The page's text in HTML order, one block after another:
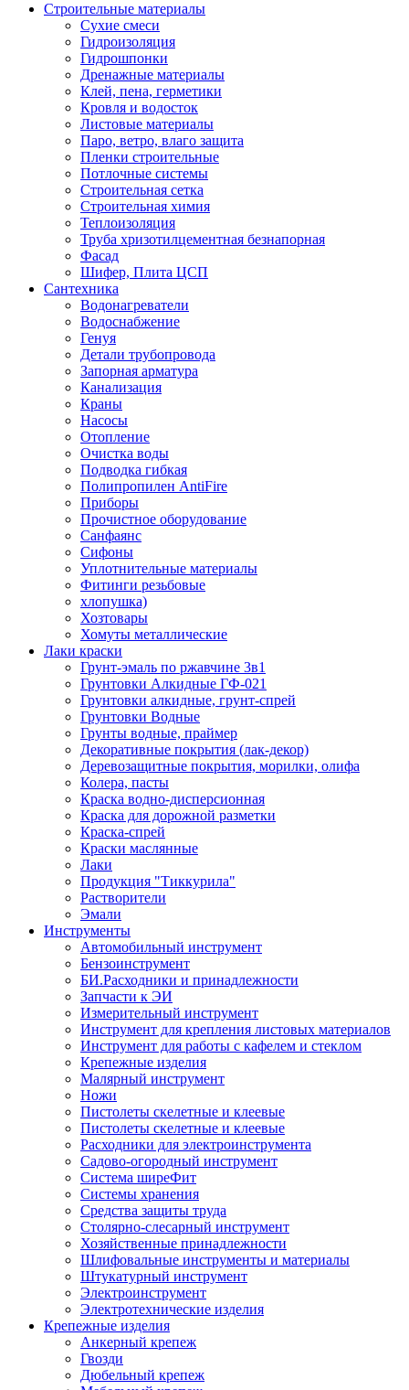
Строительные материалы
Сухие смеси
Гидроизоляция
Гидрошпонки
Дренажные материалы
Клей, пена, герметики
Кровля и водосток
Листовые материалы
Паро, ветро, влаго защита
Пленки строительные
Потлочные системы
Строительная сетка
Строительная химия
Теплоизоляция
Труба хризотилцементная безнапорная
Фасад
Шифер, Плита ЦСП
Сантехника
Водонагреватели
Водоснабжение
Генуя
Детали трубопровода
Запорная арматура
Канализация
Краны
Насосы
Отопление
Очистка воды
Подводка гибкая
Полипропилен AntiFire
Приборы
Прочистное оборудование
Санфаянс
Сифоны
Уплотнительные материалы
Фитинги резьбовые
хлопушка)
Хозтовары
Хомуты металлические
Лаки краски
Грунт-эмаль по ржавчине 3в1
Грунтовки Алкидные ГФ-021
Грунтовки алкидные, грунт-спрей
Грунтовки Водные
Грунты водные, праймер
Декоративные покрытия (лак-декор)
Деревозащитные покрытия, морилки, олифа
Колера, пасты
Краска водно-дисперсионная
Краска для дорожной разметки
Краска-спрей
Краски маслянные
Лаки
Продукция "Тиккурила"
Растворители
Эмали
Инструменты
Автомобильный инструмент
Бензоинструмент
БИ.Расходники и принадлежности
Запчасти к ЭИ
Измерительный инструмент
Инструмент для крепления листовых материалов
Инструмент для работы с кафелем и стеклом
Крепежные изделия
Малярный инструмент
Ножи
Пистолеты скелетные и клеевые
Пистолеты скелетные и клеевые
Расходники для электроинструмента
Садово-огородный инструмент
Система ширеФит
Системы хранения
Средства защиты труда
Столярно-слесарный инструмент
Хозяйственные принадлежности
Шлифовальные инструменты и материалы
Штукатурный инструмент
Электроинструмент
Электротехнические изделия
Крепежные изделия
Анкерный крепеж
Гвозди
Дюбельный крепеж